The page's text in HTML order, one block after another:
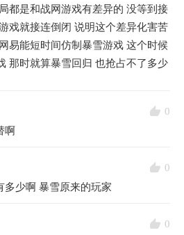
都是和战网游戏有差异的 没等到接
戏就接连倒闭 说明这个差异化害苦
易能短时间仿制暴雪游戏 这个时候
那时就算暴雪回归 也抢占不了多少
0
啊
0
多少啊 暴雪原来的玩家
0